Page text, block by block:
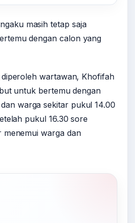
masih tetap saja
dengan calon yang
diperoleh wartawan, Khofifah
untuk bertemu dengan
warga sekitar pukul 14.00
pukul 16.30 sore
warga dan